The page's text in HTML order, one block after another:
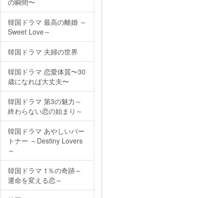
の瞬間〜
韓国ドラマ 最高の離婚 ～
Sweet Love～
韓国ドラマ 夫婦の世界
韓国ドラマ 恋愛体質〜30
歳になれば大丈夫〜
韓国ドラマ 第3の魅力～
終わらない恋の始まり～
韓国ドラマ あやしいパー
トナー ～Destiny Lovers
～
韓国ドラマ 1％の奇跡～
運命を変える恋～